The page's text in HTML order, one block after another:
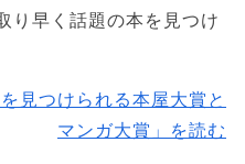
り早く話題の本を見つけ
見つけられる本屋大賞と
マンガ大賞」を読む